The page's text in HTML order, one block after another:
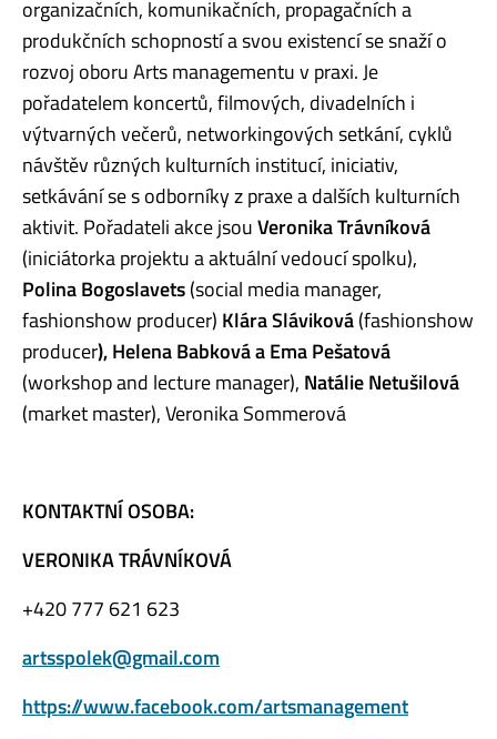
organizačních, komunikačních, propagačních a
produkčních schopností a svou existencí se snaží o
rozvoj oboru Arts managementu v praxi. Je
pořadatelem koncertů, filmových, divadelních i
výtvarných večerů, networkingových setkání, cyklů
návštěv různých kulturních institucí, iniciativ,
setkávání se s odborníky z praxe a dalších kulturních
aktivit. Pořadateli akce jsouVeronika Trávníková
(iniciátorka projektu a aktuální vedoucí spolku),
Polina Bogoslavets(social media manager,
fashionshow producer) Klára Sláviková(fashionshow
producer), Helena Babková a Ema Pešatová
(workshop and lecture manager), Natálie Netušilová
(market master), Veronika Sommerová
KONTAKTNÍ OSOBA:
VERONIKA TRÁVNÍKOVÁ
+420 777 621 623
artsspolek@gmail.com
https://www.facebook.com/artsmanagement